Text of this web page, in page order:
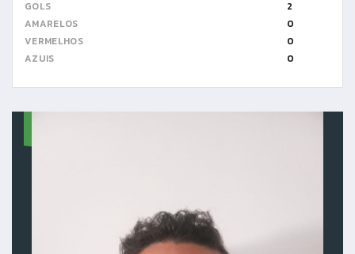
GOLS
2
AMARELOS
0
VERMELHOS
0
AZUIS
0